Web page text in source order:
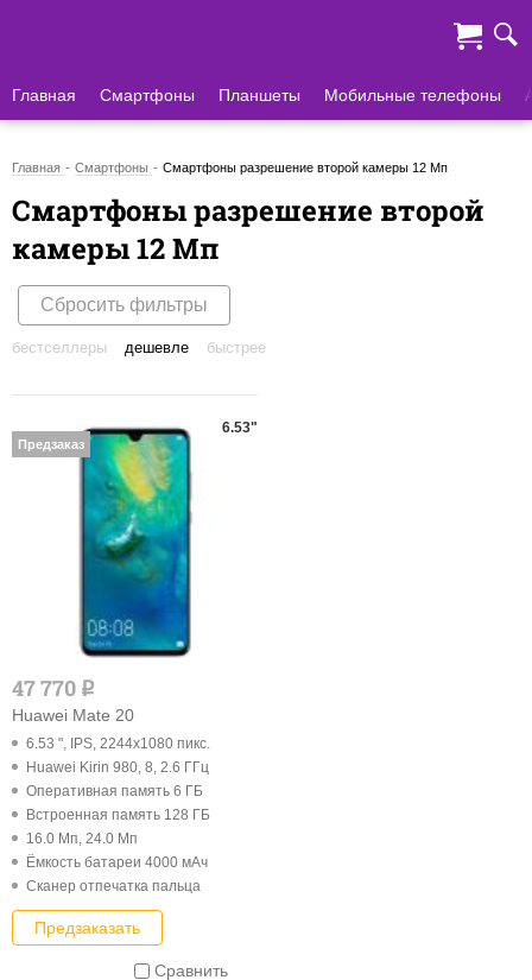
Главная Смартфоны Планшеты Мобильные телефоны
Главная Смартфоны Смартфоны разрешение второй камеры 12 Мп
Смартфоны разрешение второй
камеры 12 Мп
Сбросить фильтры
бестселлеры дешевле быстрее
47 770 q
Huawei Mate 20
6.53 ", IPS, 2244x1080 пикс.
Huawei Kirin 980, 8, 2.6 ГГц
Оперативная память 6 ГБ
Встроенная память 128 ГБ
16.0 Мп, 24.0 Мп
Ёмкость батареи 4000 мАч
Cканер отпечатка пальца
Предзаказать
Сравнить
6.53"
Предзаказ